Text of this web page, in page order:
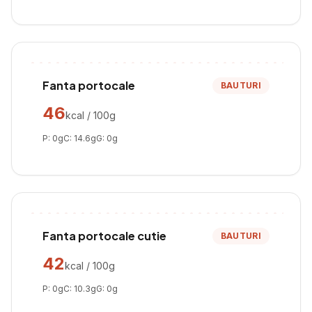
Fanta portocale BAUTURI
46kcal / 100g
P: 0gC: 14.6gG: 0g
Fanta portocale cutie BAUTURI
42kcal / 100g
P: 0gC: 10.3gG: 0g